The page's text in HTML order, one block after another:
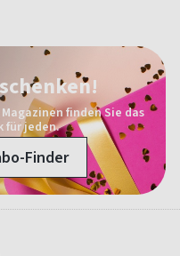
finden Sie das
für jeden.
Finder